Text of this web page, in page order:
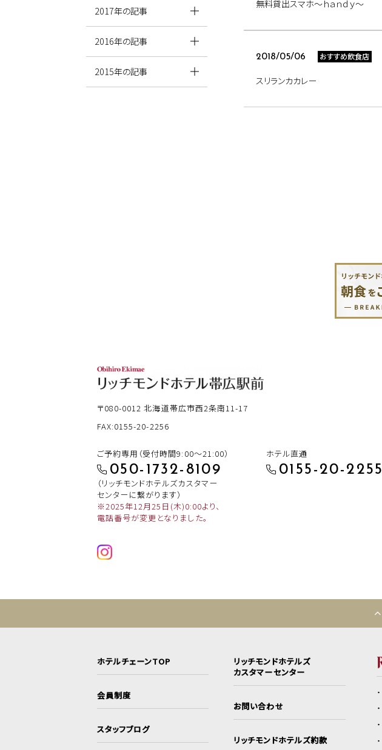
無料貸出スマホ～ｈａｎｄｙ～
2018/05/06 おすすめ飲食店
スリランカカレー
2017年の記事
2016年の記事
2015年の記事
〒080-0012北海道帯広市西2条南11-17
FAX:0155-20-2256
ご予約専用（受付時間9:00～21:00）
050-1732-8109
（リッチモンドホテルズカスタマー
センターに繋がります）
※2025年12月25日(木)0:00より、
電話番号が変更となりました。
ホテル直通
0155-20-2255
ホテルチェーンTOP
会員制度
スタッフブログ
リッチモンドホテルズ
カスタマーセンター
お問い合わせ
リッチモンドホテルズ約款